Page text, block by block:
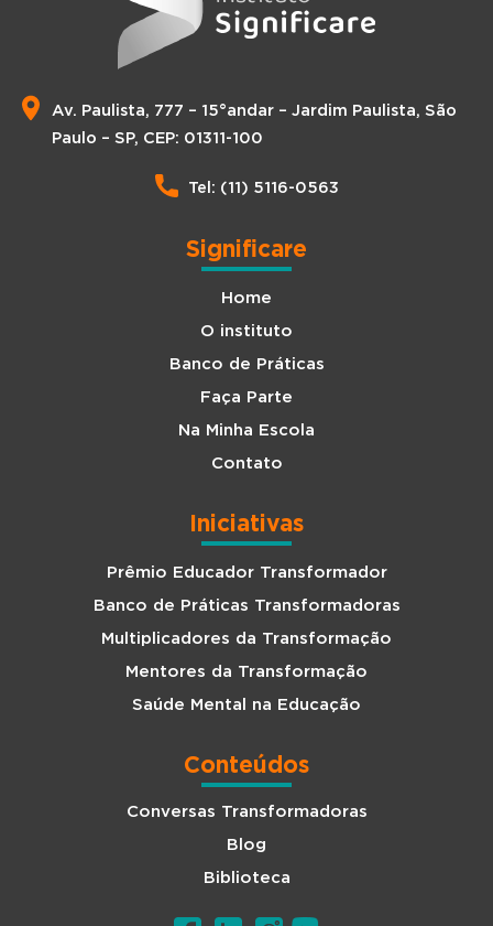
Av. Paulista, 777 – 15°andar – Jardim Paulista, São
Paulo – SP, CEP: 01311-100
Tel: (11) 5116-0563
Significare
Home
O instituto
Banco de Práticas
Faça Parte
Na Minha Escola
Contato
Iniciativas
Prêmio Educador Transformador
Banco de Práticas Transformadoras
Multiplicadores da Transformação
Mentores da Transformação
Saúde Mental na Educação
Conteúdos
Conversas Transformadoras
Blog
Biblioteca